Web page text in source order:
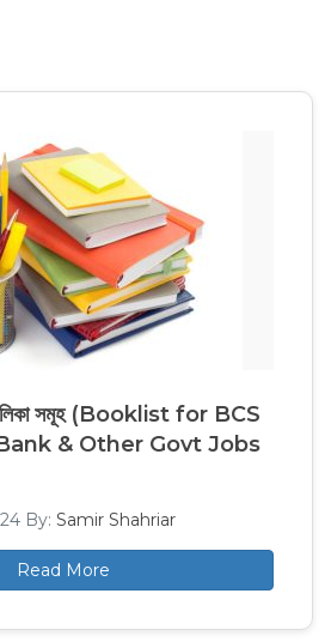
সমূহ (Booklist for BCS
& Other Govt Jobs
By: Samir Shahriar
Read More